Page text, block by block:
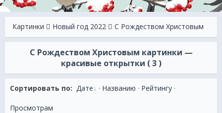
Картинки Новый год 2022 C Рождеством Христовым
C Рождеством Христовым картинки —
красивые открытки ( 3 )
Сортировать по: Дате · Названию · Рейтингу ·
Просмотрам